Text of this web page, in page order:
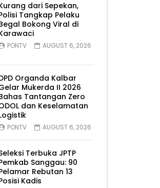
dari Sepekan,
Tangkap Pelaku
Bokong Viral di
PONTV AUGUST 6, 2026
Organda Kalbar
Mukerda II 2026
Tantangan Zero
dan Keselamatan
PONTV AUGUST 6, 2026
Terbuka JPTP
Sanggau: 90
Rebutan 13
Kadis